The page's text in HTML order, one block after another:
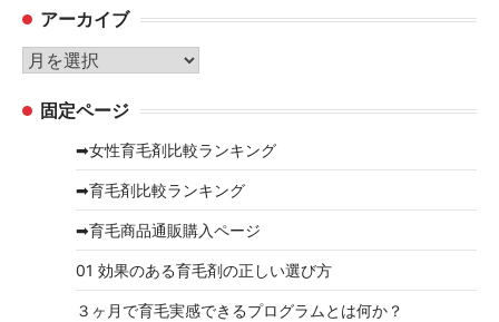
ゴ
リ
ー
アーカイブ
ア
カ 固定ページ
➡女性育毛剤比較ランキング
➡育毛剤比較ランキング
➡育毛商品通販購入ページ
01 効果のある育毛剤の正しい選び方
３ヶ月で育毛実感できるプログラムとは何か？